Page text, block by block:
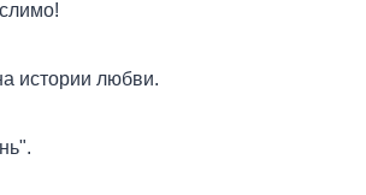
истории любви.